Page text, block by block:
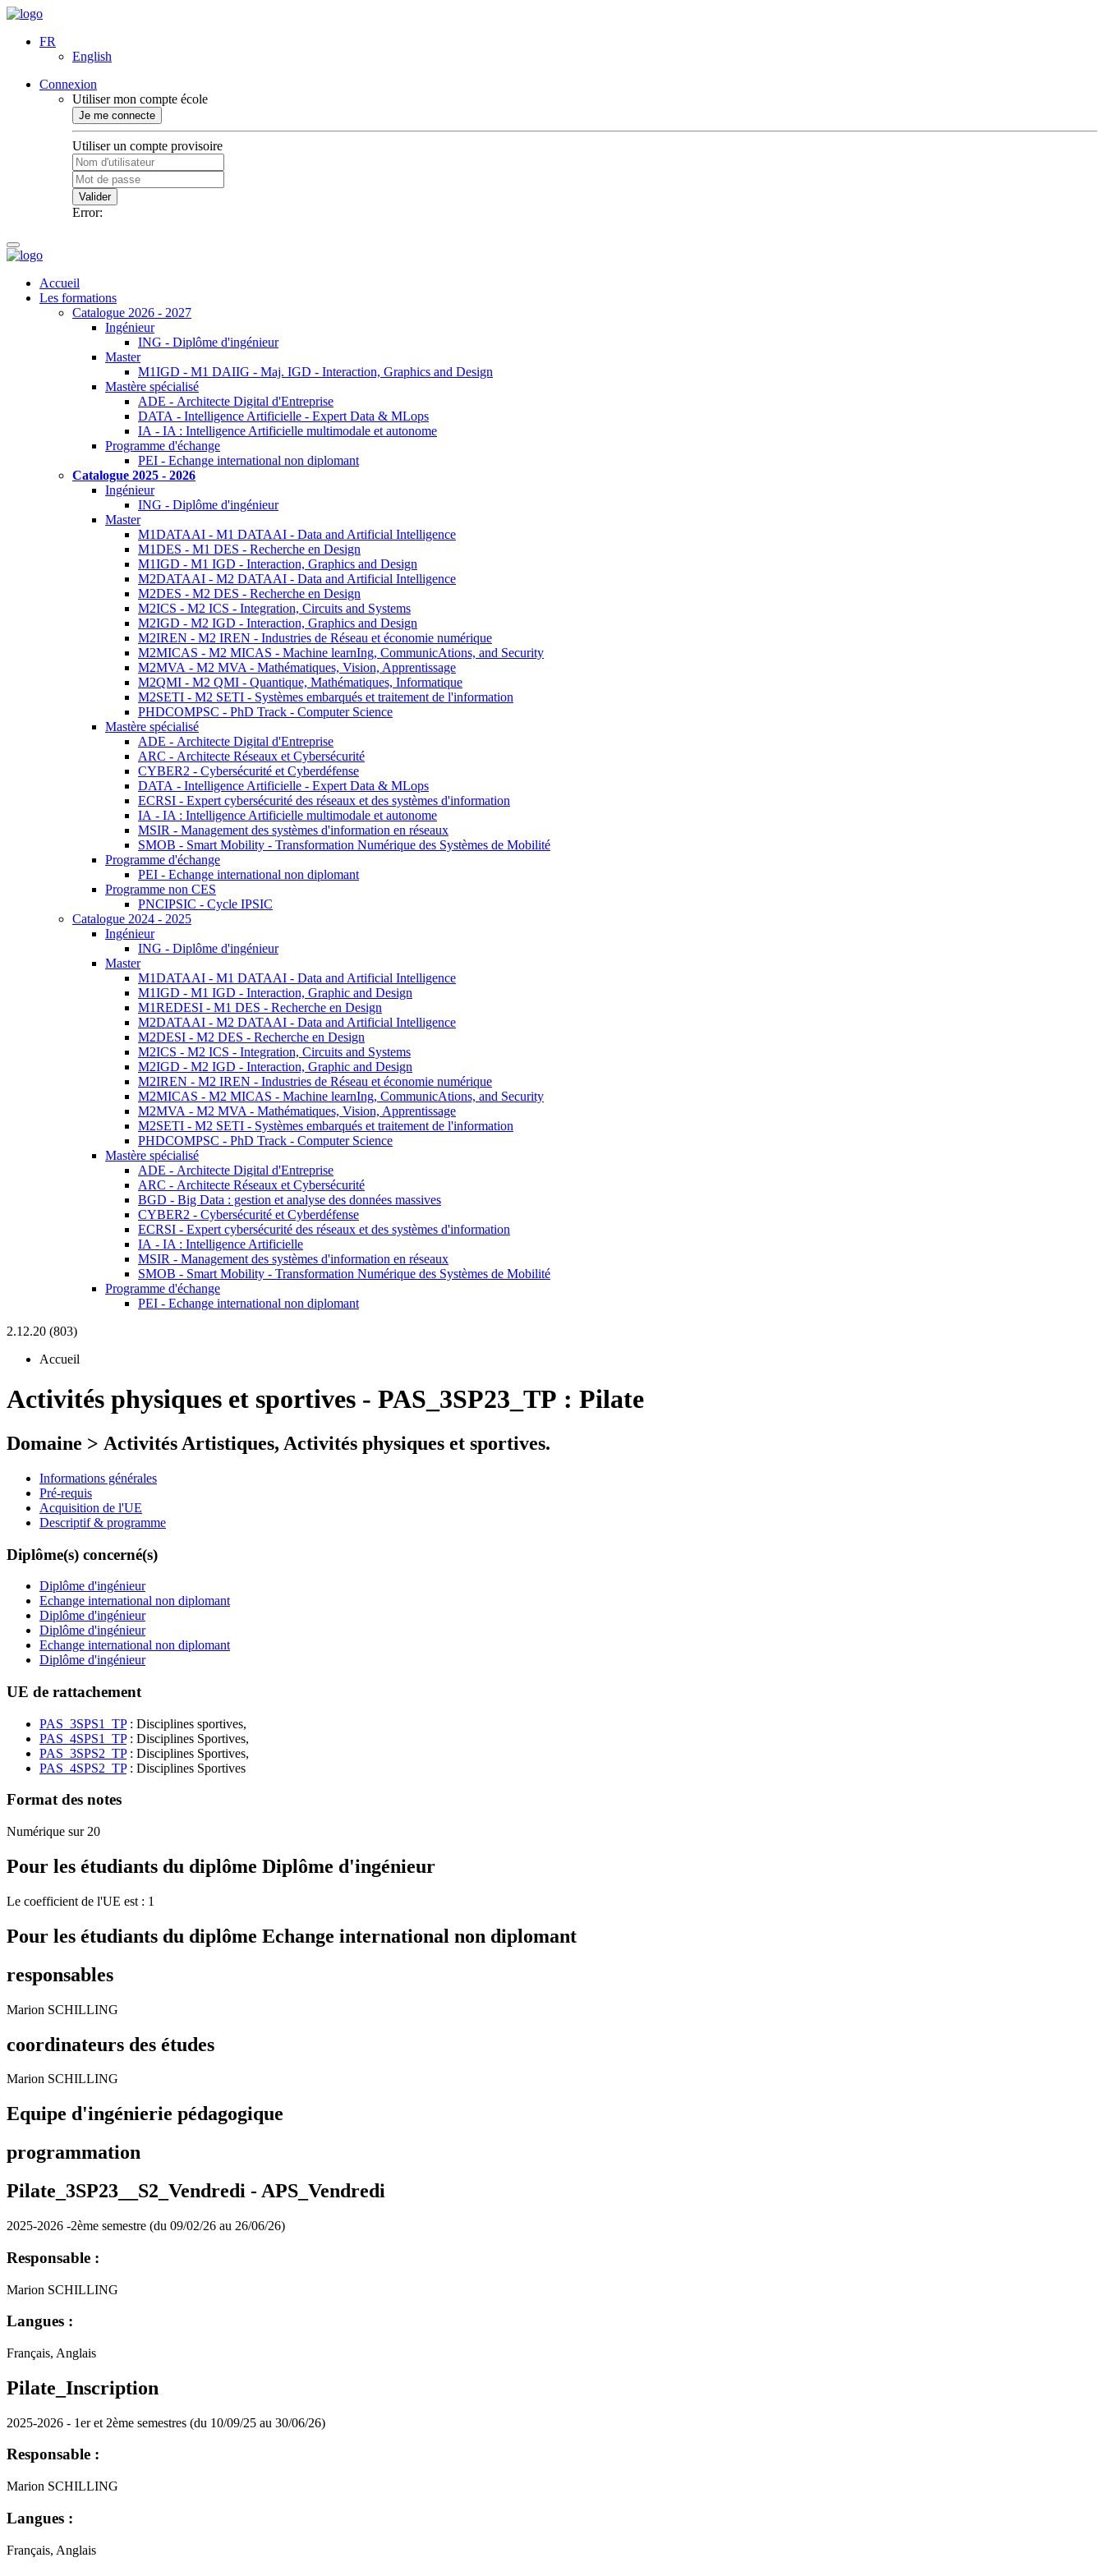
FR
English
Connexion
Utiliser mon compte école
Je me connecte
Utiliser un compte provisoire
Valider
Error:
Accueil
Les formations
Catalogue 2026 - 2027
Ingénieur
ING - Diplôme d'ingénieur
Master
M1IGD - M1 DAIIG - Maj. IGD - Interaction, Graphics and Design
Mastère spécialisé
ADE - Architecte Digital d'Entreprise
DATA - Intelligence Artificielle - Expert Data & MLops
IA - IA : Intelligence Artificielle multimodale et autonome
Programme d'échange
PEI - Echange international non diplomant
Catalogue 2025 - 2026
Ingénieur
ING - Diplôme d'ingénieur
Master
M1DATAAI - M1 DATAAI - Data and Artificial Intelligence
M1DES - M1 DES - Recherche en Design
M1IGD - M1 IGD - Interaction, Graphics and Design
M2DATAAI - M2 DATAAI - Data and Artificial Intelligence
M2DES - M2 DES - Recherche en Design
M2ICS - M2 ICS - Integration, Circuits and Systems
M2IGD - M2 IGD - Interaction, Graphics and Design
M2IREN - M2 IREN - Industries de Réseau et économie numérique
M2MICAS - M2 MICAS - Machine learnIng, CommunicAtions, and Security
M2MVA - M2 MVA - Mathématiques, Vision, Apprentissage
M2QMI - M2 QMI - Quantique, Mathématiques, Informatique
M2SETI - M2 SETI - Systèmes embarqués et traitement de l'information
PHDCOMPSC - PhD Track - Computer Science
Mastère spécialisé
ADE - Architecte Digital d'Entreprise
ARC - Architecte Réseaux et Cybersécurité
CYBER2 - Cybersécurité et Cyberdéfense
DATA - Intelligence Artificielle - Expert Data & MLops
ECRSI - Expert cybersécurité des réseaux et des systèmes d'information
IA - IA : Intelligence Artificielle multimodale et autonome
MSIR - Management des systèmes d'information en réseaux
SMOB - Smart Mobility - Transformation Numérique des Systèmes de Mobilité
Programme d'échange
PEI - Echange international non diplomant
Programme non CES
PNCIPSIC - Cycle IPSIC
Catalogue 2024 - 2025
Ingénieur
ING - Diplôme d'ingénieur
Master
M1DATAAI - M1 DATAAI - Data and Artificial Intelligence
M1IGD - M1 IGD - Interaction, Graphic and Design
M1REDESI - M1 DES - Recherche en Design
M2DATAAI - M2 DATAAI - Data and Artificial Intelligence
M2DESI - M2 DES - Recherche en Design
M2ICS - M2 ICS - Integration, Circuits and Systems
M2IGD - M2 IGD - Interaction, Graphic and Design
M2IREN - M2 IREN - Industries de Réseau et économie numérique
M2MICAS - M2 MICAS - Machine learnIng, CommunicAtions, and Security
M2MVA - M2 MVA - Mathématiques, Vision, Apprentissage
M2SETI - M2 SETI - Systèmes embarqués et traitement de l'information
PHDCOMPSC - PhD Track - Computer Science
Mastère spécialisé
ADE - Architecte Digital d'Entreprise
ARC - Architecte Réseaux et Cybersécurité
BGD - Big Data : gestion et analyse des données massives
CYBER2 - Cybersécurité et Cyberdéfense
ECRSI - Expert cybersécurité des réseaux et des systèmes d'information
IA - IA : Intelligence Artificielle
MSIR - Management des systèmes d'information en réseaux
SMOB - Smart Mobility - Transformation Numérique des Systèmes de Mobilité
Programme d'échange
PEI - Echange international non diplomant
2.12.20 (803)
Accueil
Activités physiques et sportives - PAS_3SP23_TP : Pilate
Domaine > Activités Artistiques, Activités physiques et sportives.
Informations générales
Pré-requis
Acquisition de l'UE
Descriptif & programme
Diplôme(s) concerné(s)
Diplôme d'ingénieur
Echange international non diplomant
Diplôme d'ingénieur
Diplôme d'ingénieur
Echange international non diplomant
Diplôme d'ingénieur
UE de rattachement
PAS_3SPS1_TP: Disciplines sportives,
PAS_4SPS1_TP: Disciplines Sportives,
PAS_3SPS2_TP: Disciplines Sportives,
PAS_4SPS2_TP: Disciplines Sportives
Format des notes
Numérique sur 20
Pour les étudiants du diplôme Diplôme d'ingénieur
Le coefficient de l'UE est : 1
Pour les étudiants du diplôme Echange international non diplomant
responsables
Marion SCHILLING
coordinateurs des études
Marion SCHILLING
Equipe d'ingénierie pédagogique
programmation
Pilate_3SP23__S2_Vendredi - APS_Vendredi
2025-2026 -2ème semestre (du 09/02/26 au 26/06/26)
Responsable :
Marion SCHILLING
Langues :
Français, Anglais
Pilate_Inscription
2025-2026 - 1er et 2ème semestres (du 10/09/25 au 30/06/26)
Responsable :
Marion SCHILLING
Langues :
Français, Anglais